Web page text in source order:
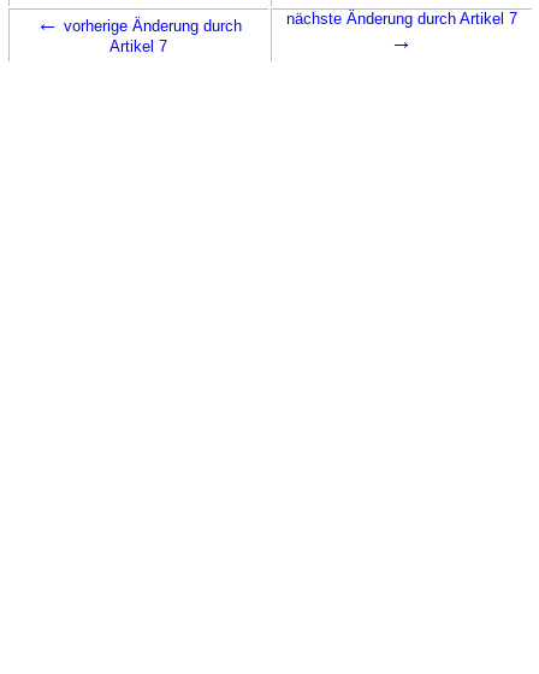
← vorherige Änderung durch
Artikel 7
nächste Änderung durch Artikel 7
→